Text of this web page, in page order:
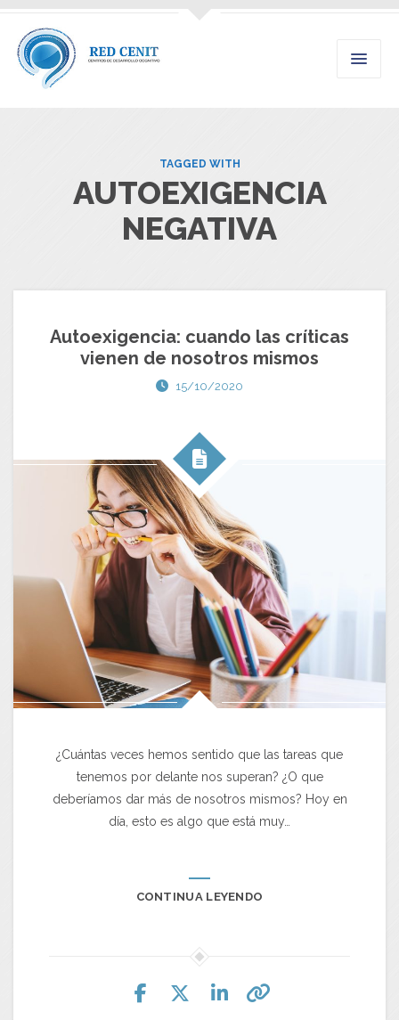
TAGGED WITH
AUTOEXIGENCIA
NEGATIVA
Autoexigencia: cuando las críticas
vienen de nosotros mismos
15/10/2020
¿Cuántas veces hemos sentido que las tareas que
tenemos por delante nos superan? ¿O que
deberíamos dar más de nosotros mismos? Hoy en
día, esto es algo que está muy…
CONTINUA LEYENDO